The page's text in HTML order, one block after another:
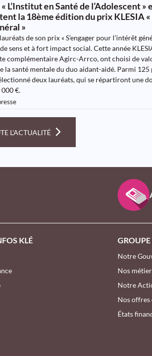
L’Institut en Santé de l’Adolescent »
la 18ème édition du prix KLESIA «
»
de son prix « S’engager pour l’intérêt
sens et à fort impact social. Cette année
complémentaire Agirc-Arrco, ont choisi de
la santé mentale du duo aidant-aidé. Parmi
deux lauréats, qui se répartiront une
€.
L'ACTUALITÉ
GÉNÉRAL
KLÉ
Notre
Nos
Notre
Nos offres
États